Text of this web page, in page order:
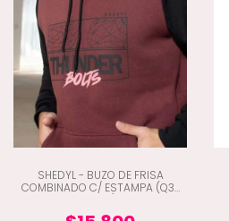
SHEDYL - BUZO DE FRISA
COMBINADO C/ ESTAMPA (Q3-